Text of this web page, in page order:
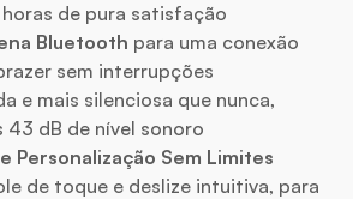
de pura satisfação
Bluetooth para uma conexão
sem interrupções
e mais silenciosa que nunca,
43 dB de nível sonoro
Personalização Sem Limites
de toque e deslize intuitiva, para